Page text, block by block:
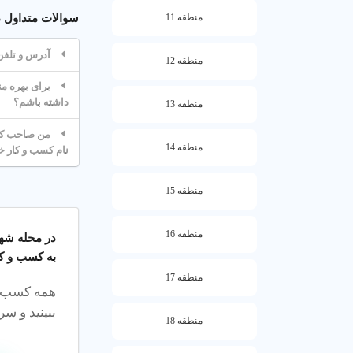
منطقه 11
منطقه 12
منطقه 13
منطقه 14
منطقه 15
منطقه 16
منطقه 17
منطقه 18
مشاغل شهر
عبارات و
جنوب غرب
رباط کریم
مدلینگ
شهر
رباط کریم
بهترین روش
آل بوده
انتخاب یک
بهترین
سوالات متداول
آدرس و
برای بهره
داشته باشم؟
من صاحب
نام کسب و کار
در محله
به کسب و
همه
ببینید و